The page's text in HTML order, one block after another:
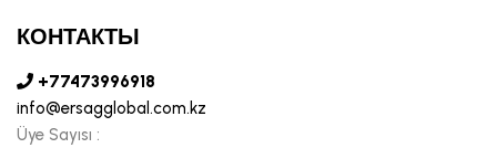
КОНТАКТЫ
+77473996918
info@ersagglobal.com.kz
Üye Sayısı :